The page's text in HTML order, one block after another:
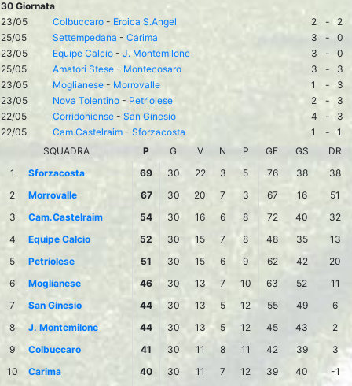
30 Giornata
23/05
Colbuccaro - Eroica S.Angel 2 -
2
25/05
Settempedana - Carima 3 -
0
23/05
Equipe Calcio - J. Montemilone 3 -
0
25/05
Amatori Stese - Montecosaro 3 -
3
23/05
Moglianese - Morrovalle 1 -
3
23/05
Nova Tolentino - Petriolese 2 -
3
22/05
Corridoniense - San Ginesio 4 -
3
22/05
Cam.Castelraim - Sforzacosta 1 -
1
SQUADRA
P G V N P GF GS
DR
1
Sforzacosta 69 30 22 3 5 76 38
38
2
Morrovalle 67 30 20 7 3 67 16
51
3
Cam.Castelraim 54 30 16 6 8 72 40
32
4
Equipe Calcio 52 30 15 7 8 48 35
13
5
Petriolese 51 30 15 6 9 62 42
20
6
Moglianese 46 30 13 7 10 63 52
11
7
San Ginesio 44 30 13 5 12 55 49
6
8
J. Montemilone 44 30 13 5 12 45 43
2
9
Colbuccaro 41 30 11 8 11 42 39
3
10
Carima 40 30 11 7 12 39 40 -1